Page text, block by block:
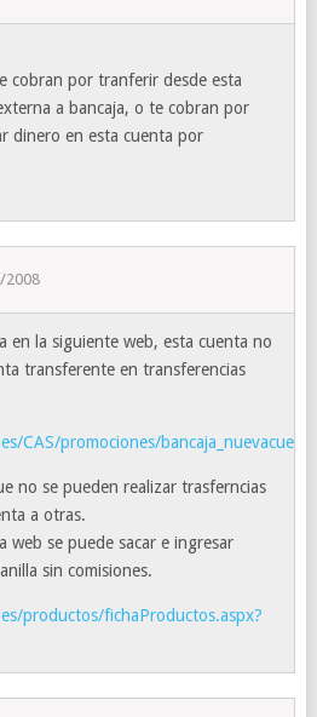
cobran por tranferir desde esta
a bancaja, o te cobran por
dinero en esta cuenta por
2008
en la siguiente web, esta cuenta no
transferente en transferencias
CAS/promociones/
no se pueden realizar trasferncias
a otras.
web se puede sacar e ingresar
sin comisiones.
productos/fichaProductos.aspx?